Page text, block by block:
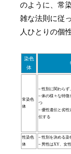
のように、常
雑な法則に従
人ひとりの個
染色
体
常染色
体
– 性別に関わらず
– 体の様々な特徴
つ
– 優性遺伝と劣性
伝する
性染色
体
– 性別を決める染
– 男性はXY、女